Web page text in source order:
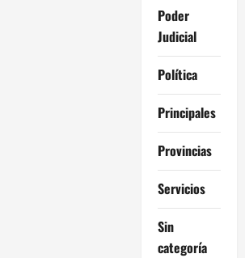
Poder
Judicial
Política
Principales
Provincias
Servicios
Sin
categoría